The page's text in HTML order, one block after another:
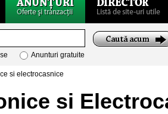
Anunturi gratuite
si electrocasnice
si